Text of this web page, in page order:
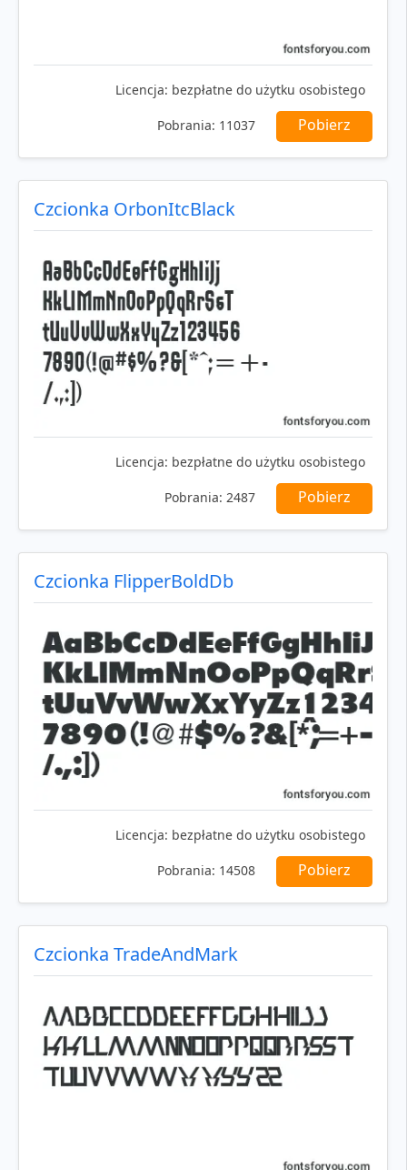
Licencja: bezpłatne do użytku osobistego
Pobrania: 11037 Pobierz
Czcionka OrbonItcBlack
Licencja: bezpłatne do użytku osobistego
Pobrania: 2487 Pobierz
Czcionka FlipperBoldDb
Licencja: bezpłatne do użytku osobistego
Pobrania: 14508 Pobierz
Czcionka TradeAndMark